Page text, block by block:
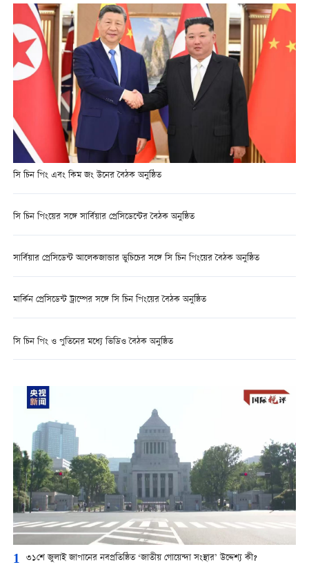
সি চিন পিং এবং কিম জং উনের বৈঠক অনুষ্ঠিত
সি চিন পিংয়ের সঙ্গে সার্বিয়ার প্রেসিডেন্টের বৈঠক অনুষ্ঠিত
সার্বিয়ার প্রেসিডেন্ট আলেকজান্ডার ভুচিচের সঙ্গে সি চিন পিংয়ের বৈঠক অনুষ্ঠিত
মার্কিন প্রেসিডেন্ট ট্রাম্পের সঙ্গে সি চিন পিংয়ের বৈঠক অনুষ্ঠিত
সি চিন পিং ও পুতিনের মধ্যে ভিডিও বৈঠক অনুষ্ঠিত
1 ৩১শে জুলাই জাপানের নবপ্রতিষ্ঠিত ‘জাতীয় গোয়েন্দা সংস্থার’ উদ্দেশ্য কী?